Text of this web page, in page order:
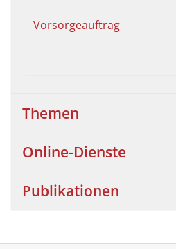
Vorsorgeauftrag
Themen
Online-Dienste
Publikationen